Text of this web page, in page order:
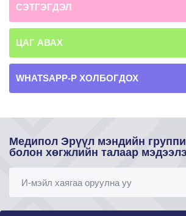
СЭТГЭГДЭЛ
ЦАГ АВАХ
WHATSAPP-Р ХОЛБОГДОХ
Медипол Эрүүл мэндийн
болон хөгжлийн талаар